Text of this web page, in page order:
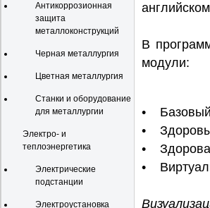
Антикоррозионная
защита
металлоконструкций
Черная металлургия
Цветная металлургия
Станки и оборудование
для металлургии
Электро- и
теплоэнергетика
Электрические
подстанции
Электроустановка
В
модули:
•
•
•
•